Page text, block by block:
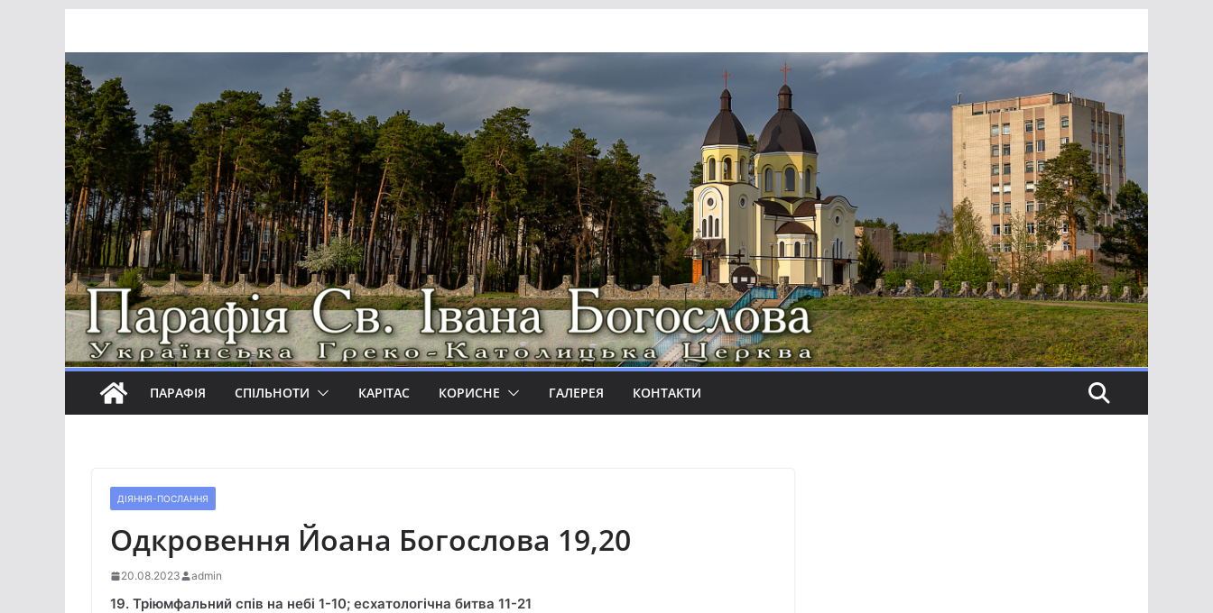
вмісту
ПАРАФІЯ СПІЛЬНОТИ КАРІТАС КОРИСНЕ ГАЛЕРЕЯ КОНТАКТИ
ДІЯННЯ-ПОСЛАННЯ
Одкровення Йоана Богослова 19,20
20.08.2023 admin
19. Тріюмфальний спів на небі 1-10; есхатологічна битва 11-21